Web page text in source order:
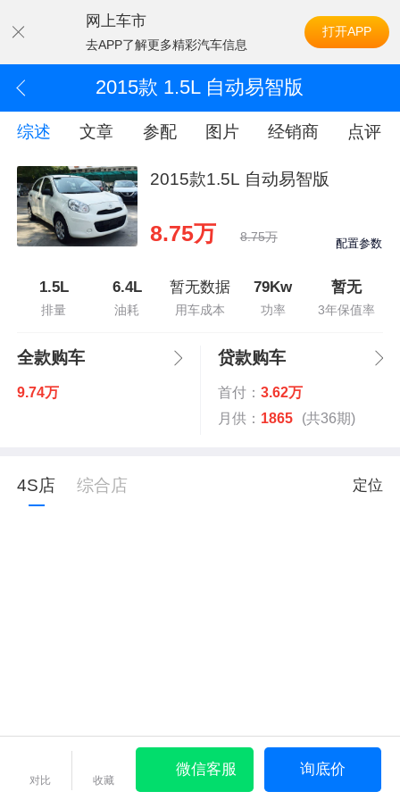
网上车市
去APP了解更多精彩汽车信息
打开APP
2015款 1.5L 自动易智版
综述 文章 参配 图片 经销商 点评
2015款1.5L 自动易智版
8.75万 8.75万 配置参数
1.5L
排量
6.4L
油耗
暂无数据
用车成本
79Kw
功率
暂无
3年保值率
全款购车
9.74万
贷款购车
首付： 3.62万
月供： 1865 (共36期)
4S店 综合店 定位
对比 收藏
微信客服 询底价